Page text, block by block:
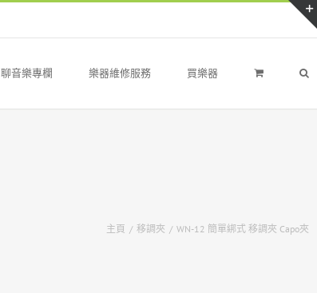
聊音樂專欄 樂器維修服務 買樂器
主頁 / 移調夾 / WN-12 簡單綁式 移調夾 Capo夾